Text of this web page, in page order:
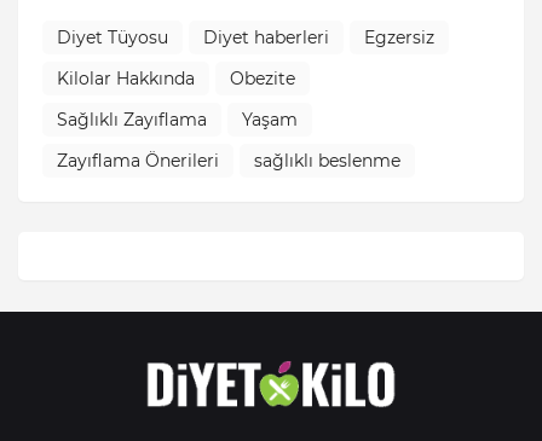
Diyet Tüyosu Diyet haberleri
Egzersiz
Kilolar Hakkında
Obezite
Sağlıklı Zayıflama
Yaşam
Zayıflama Önerileri
sağlıklı beslenme